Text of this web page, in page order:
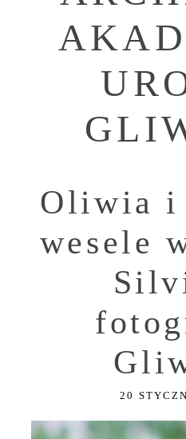
Oliwia i
wesele
20